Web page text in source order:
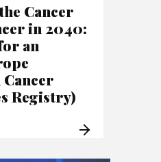
Cancer
in 2040:
an
Registry)